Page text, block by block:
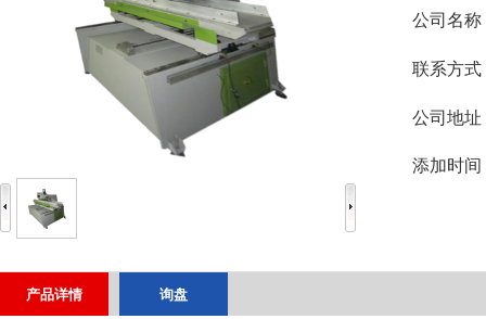
公司名称
联系方式
公司地址
添加时间
产品详情 询盘